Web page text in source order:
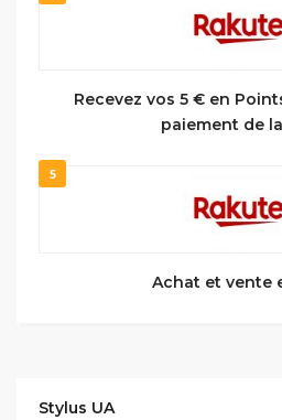
Recevez vos 5 € en
paiement de
5
Achat et vente
Stylus UA